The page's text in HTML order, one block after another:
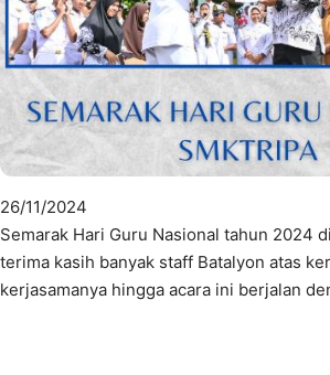
26/11/2024
Semarak Hari Guru Nasional tahun 2024
terima kasih banyak staff Batalyon atas
kerjasamanya hingga acara ini berjalan